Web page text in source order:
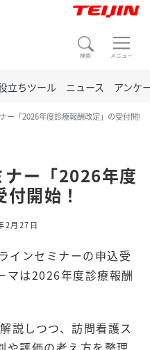
立ちツール ニュース アンケ
ー「2026年度診療報酬改定」の受付開始
ー「2026年度
開始！
2月27日
インセミナーの申込受
マは2026年度診療報酬
説しつつ、訪問看護ス